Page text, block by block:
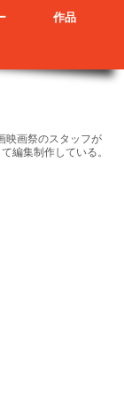
作品
映画祭のスタッフが
編集制作している。